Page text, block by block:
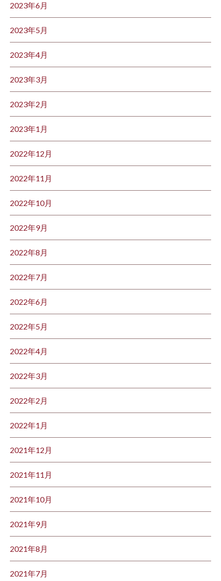
2023年6月
2023年5月
2023年4月
2023年3月
2023年2月
2023年1月
2022年12月
2022年11月
2022年10月
2022年9月
2022年8月
2022年7月
2022年6月
2022年5月
2022年4月
2022年3月
2022年2月
2022年1月
2021年12月
2021年11月
2021年10月
2021年9月
2021年8月
2021年7月